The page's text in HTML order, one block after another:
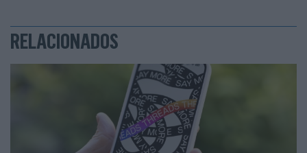
RELACIONADOS